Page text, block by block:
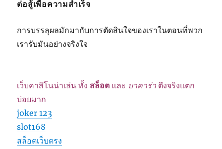
ต่อสู้เพื่อความสำเร็จ
การบรรลุผลมักมากับการตัดสินใจของเราในตอนที่พวก
เรารับมันอย่างจริงใจ
เว็บคาสิโนน่าเล่น ทั้ง สล็อต และ บาคาร่า ตึงจริงแตก
บ่อยมาก
joker 123
slot168
สล็อตเว็บตรง